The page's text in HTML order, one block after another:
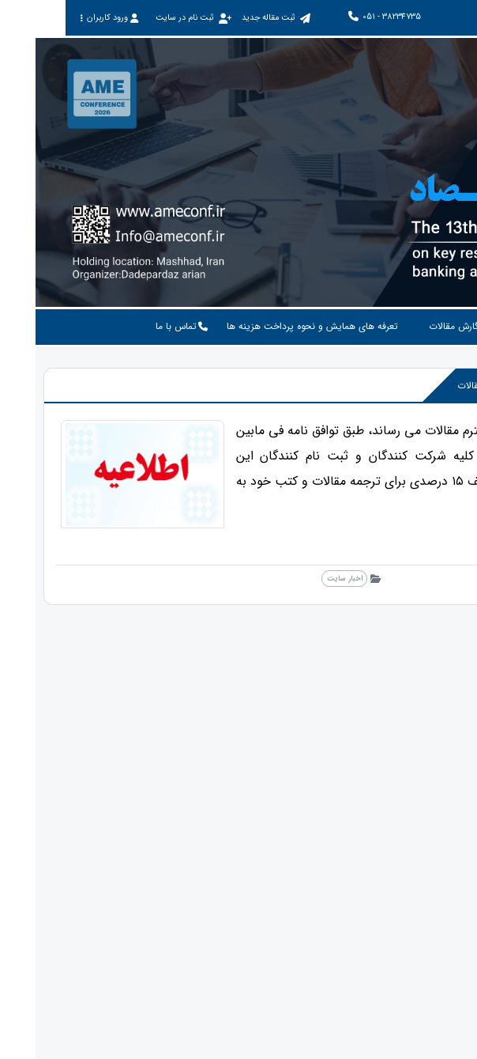
051 - 38234735 ثبت مقاله جدید ثبت نام در سایت ورود کاربران
مقالات تعرفه های همایش و نحوه پرداخت هزینه ها تماس با ما
مقالات می رساند، طبق توافق نامه فی مابین
شرکت کنندگان و ثبت نام کنندگان این
کنفرانس می توانند با ارائه کد تخفیف، از تخفیف ۱۵ درصدی برای ترجمه مقالات و کتب خود به
اخبار سایت